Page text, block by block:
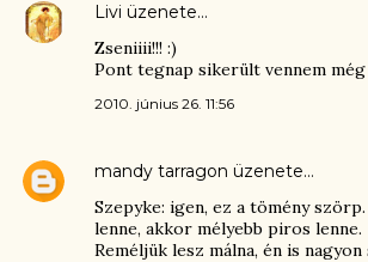
Livi üzenete…
Zseniiii!!! :)
Pont tegnap sikerült vennem
2010. június 26. 11:56
mandy tarragon üzenete…
Szepyke: igen, ez a tömény
lenne, akkor mélyebb piros lenne.
Reméljük lesz málna, én is